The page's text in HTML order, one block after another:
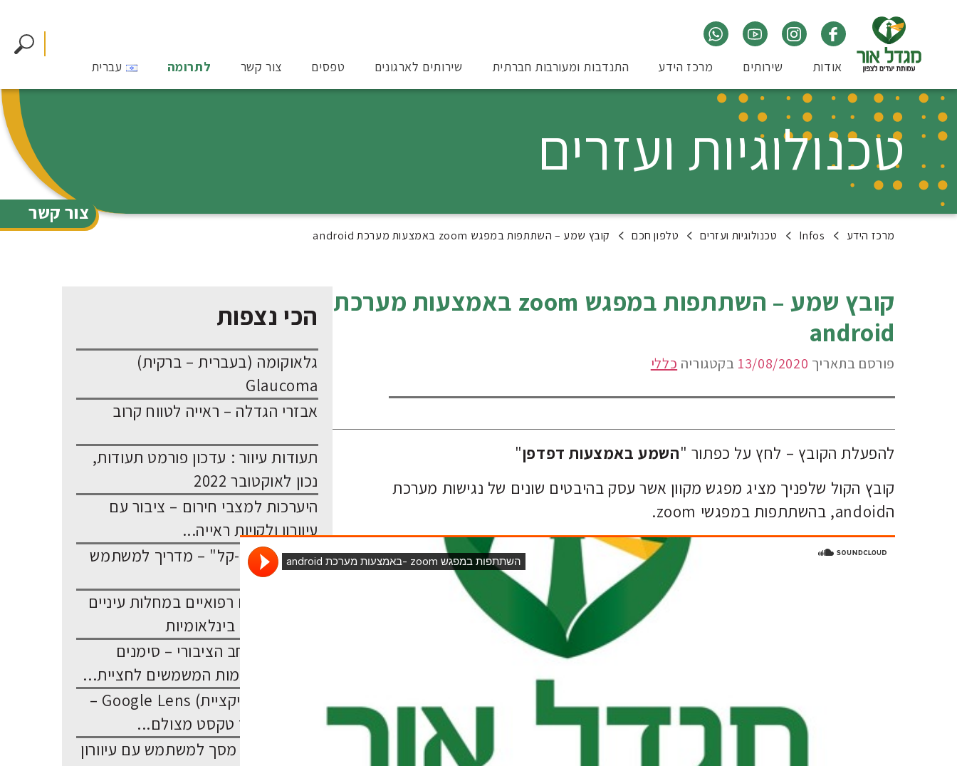
צור קשר
אודות שירותים מרכז הידע התנדבות ומעורבות חברתית שירותים לארגונים טפסים צור קשר לתרומה עברית
טכנולוגיות ועזרים
מרכז הידע Infos טכנולוגיות ועזרים טלפון חכם קובץ שמע – השתתפות במפגש zoom באמצעות מערכת android
קובץ שמע – השתתפות במפגש zoom באמצעות מערכת
android
פורסם בתאריך 13/08/2020 בקטגוריה כללי
להפעלת הקובץ – לחץ על כפתור "השמע באמצעות דפדפן"
קובץ הקול שלפניך מציג מפגש מקוון אשר עסק בהיבטים שונים של נגישות מערכת
הandoid, בהשתתפות במפגשי zoom.
הכי נצפות
גלאוקומה (בעברית – ברקית)
Glaucoma
אבזרי הגדלה – ראייה לטווח קרוב
תעודות עיוור : עדכון פורמט תעודות,
נכון לאוקטובר 2022
היערכות למצבי חירום – ציבור עם
עיוורון ולקויות ראייה...
יישומון "קרא-קל" – מדריך למשתמש
מילון מושגים רפואיים במחלות עיניים
וצורות רישום בינלאומיות
נגישות במרחב הציבורי – סימנים
בסביבת מקומות המשמשים לחציית...
יישומון (אפליקציית) Google Lens –
פעולת עיבוד טקסט מצולם...
תוכנות קורא מסך למשתמש עם עיוורון